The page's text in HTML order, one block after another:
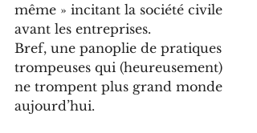
même » incitant la société civile
avant les entreprises.
Bref, une panoplie de pratiques
trompeuses qui (heureusement)
ne trompent plus grand monde
aujourd’hui.